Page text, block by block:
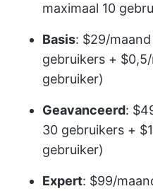
maximaal 10
Basis: $29/
gebruikers +
gebruiker)
Geavanceerd:
30 gebruikers +
gebruiker)
Expert: $99/